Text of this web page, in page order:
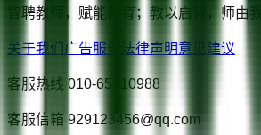
智聘教师，赋能教育；教以启智，师由我
关于我们 广告服务 法律声明意见建议
客服热线 010-65510988
客服信箱 929123456@qq.com